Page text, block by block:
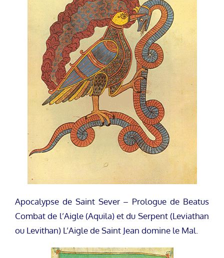
Apocalypse de Saint Sever – Prologue de Beatus
Combat de l’Aigle (Aquila) et du Serpent (Leviathan
ou Levithan) L’Aigle de Saint Jean domine le Mal.